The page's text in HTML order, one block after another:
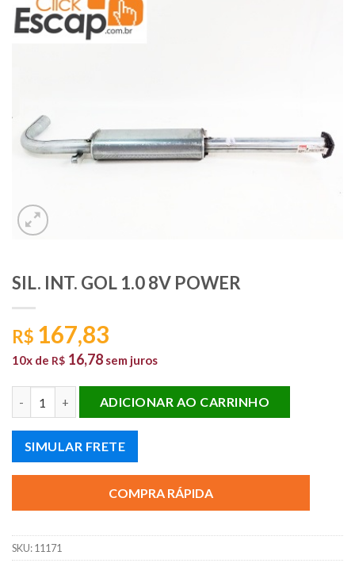
SIL. INT. GOL 1.0 8V POWER
R$ 167,83
10x de R$ 16,78 sem juros
ADICIONAR AO CARRINHO
SIMULAR FRETE
COMPRA RÁPIDA
SKU:11171